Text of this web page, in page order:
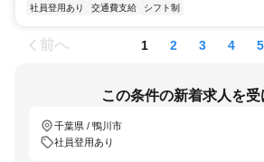
社員登用あり 交通費支給 シフト制
前へ 1 2 3 4 5
この条件の新着求人を受
千葉県 / 鴨川市
社員登用あり